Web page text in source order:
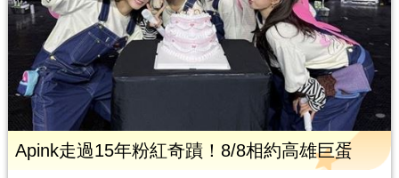
Apink走過15年粉紅奇蹟！8/8相約高雄巨蛋